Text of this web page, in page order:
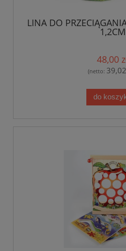
LINA DO
1,2CM
48,00
(netto:
do